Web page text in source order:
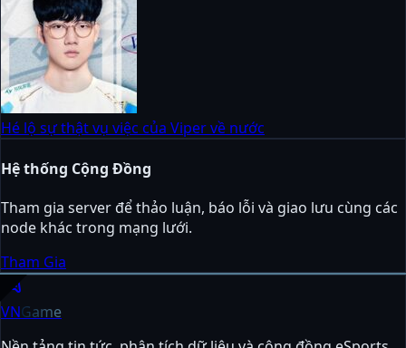
Hé lộ sự thật vụ việc của Viper về nước
Hệ thống Cộng Đồng
Tham gia server để thảo luận, báo lỗi và giao lưu cùng các
node khác trong mạng lưới.
Tham Gia
sports_esports
VNGame